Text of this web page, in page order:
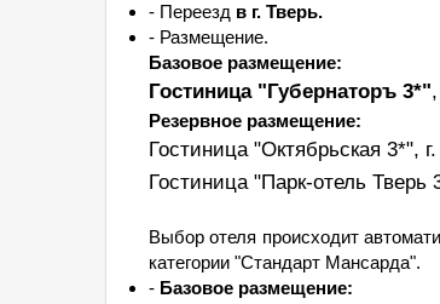
- Переезд в г. Тверь.
- Размещение.
Базовое размещение:
Гостиница "Губернаторъ 3*"
Резервное размещение:
Гостиница "Октябрьская 3*",
Гостиница "Парк-отель Тверь
Выбор отеля происходит
категории "Стандарт Мансарда".
- Базовое размещение: